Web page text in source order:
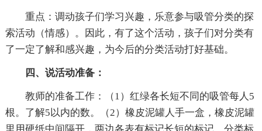
重点：调动孩子们学习兴趣，乐意参与吸管分类的探
索活动（情感）。因此，有了这个活动，孩子们对分类有
了一定了解和感兴趣，为今后的分类活动打好基础。
四、说活动准备：
教师的准备工作：（1）红绿各长短不同的吸管每人5
根。了解5以内的数。（2）橡皮泥罐人手一盒，橡皮泥罐